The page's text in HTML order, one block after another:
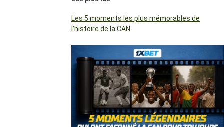
Les 5 moments les plus mémorables de
l’histoire de la CAN